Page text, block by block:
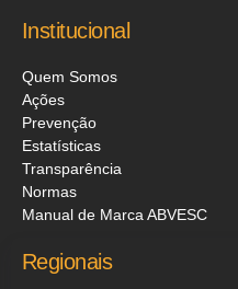
Institucional
Quem Somos
Ações
Prevenção
Estatísticas
Transparência
Normas
Manual de Marca ABVESC
Regionais